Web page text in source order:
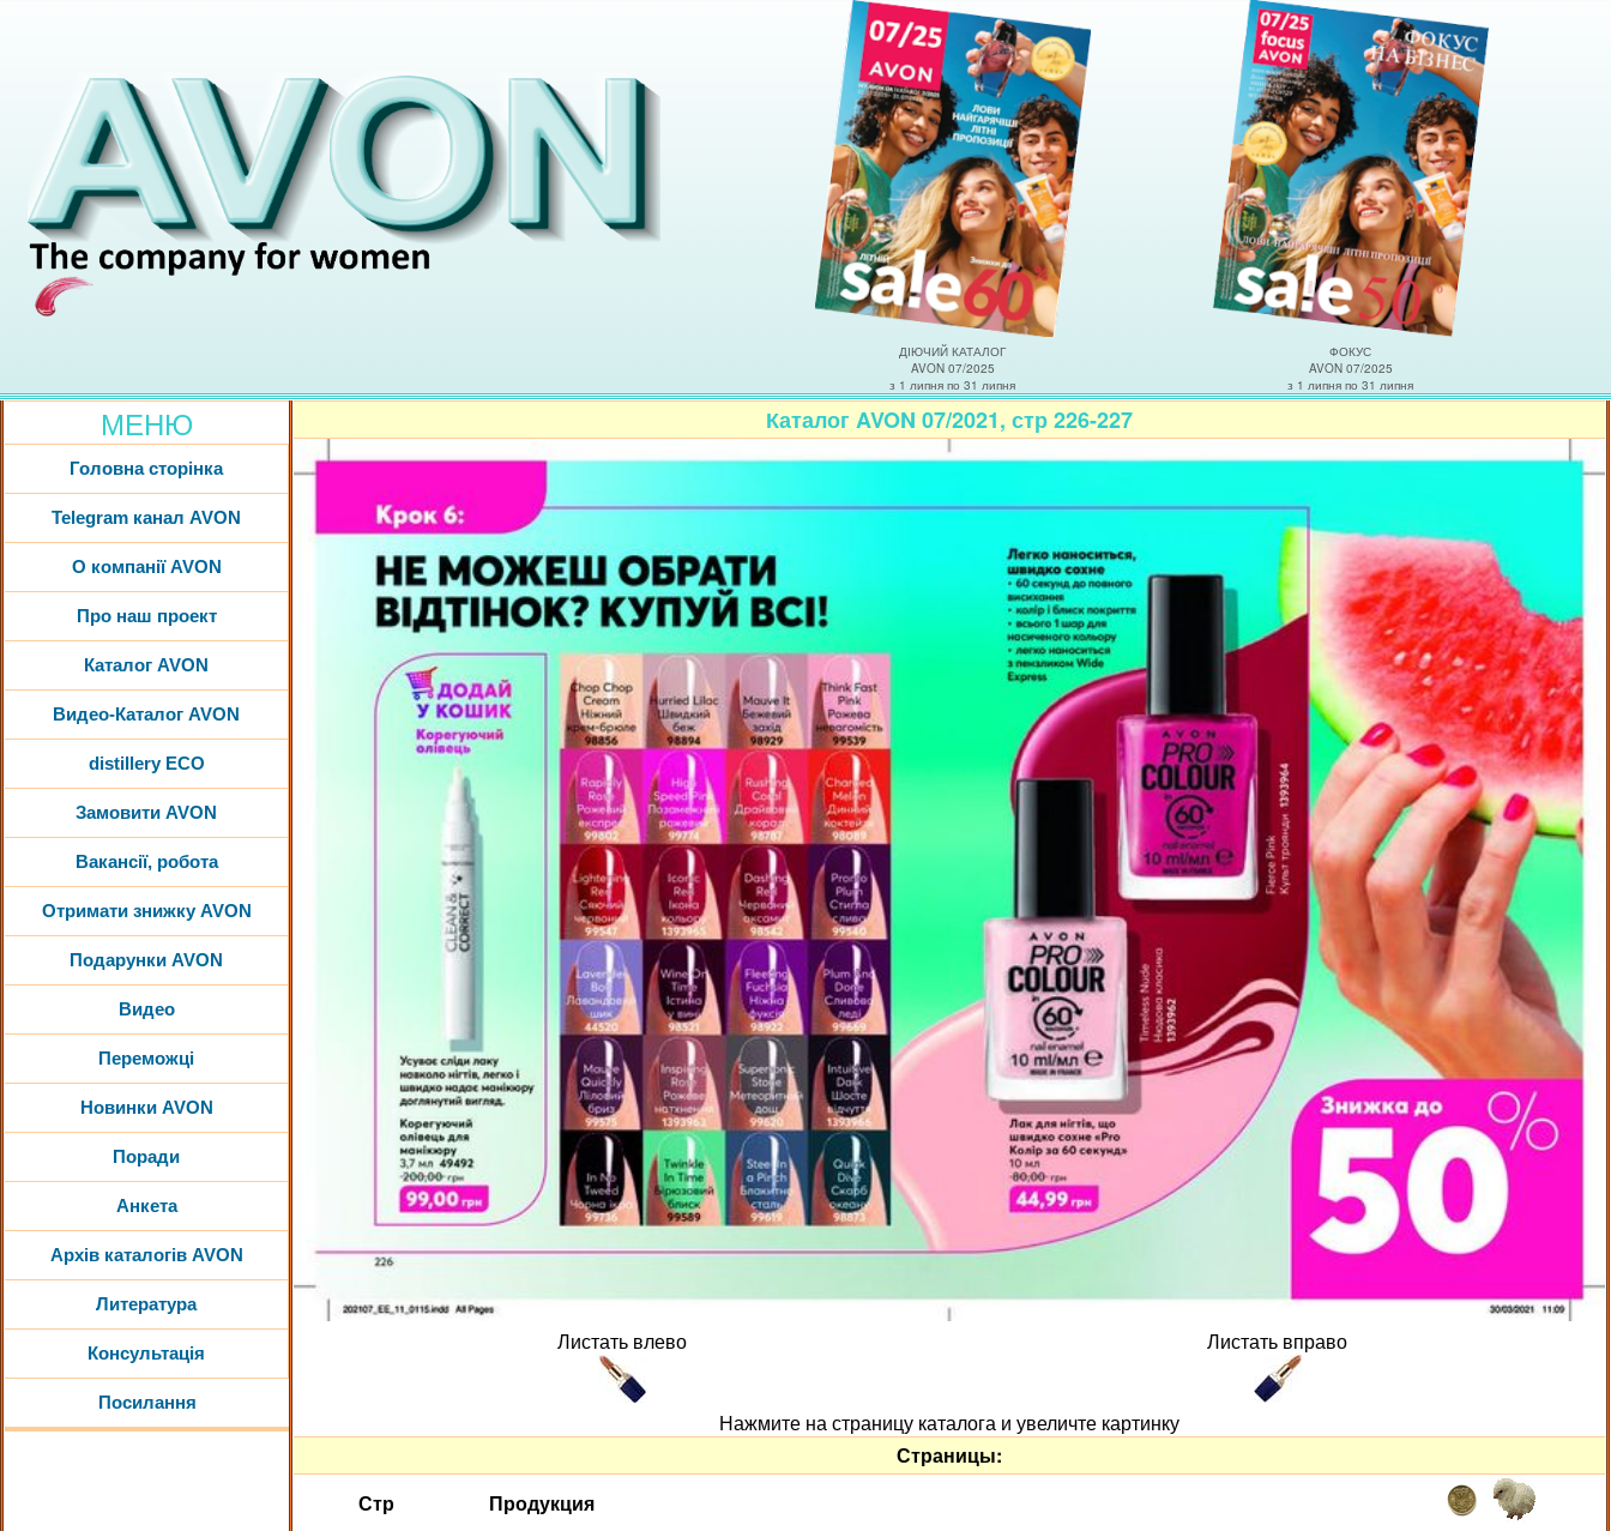
ДІЮЧИЙ КАТАЛОГ
AVON 07/2025
з 1 липня по 31 липня
ФОКУС
AVON 07/2025
з 1 липня по 31 липня
МЕНЮ
Головна сторінка
Telegram канал AVON
О компанії AVON
Про наш проект
Каталог AVON
Видео-Каталог AVON
distillery ECO
Замовити AVON
Вакансії, робота
Отримати знижку AVON
Подарунки AVON
Видео
Переможці
Новинки AVON
Поради
Анкета
Архів каталогів AVON
Литература
Консультація
Посилання
Каталог AVON 07/2021, стр 226-227
Листать влево Листать вправо
Нажмите на страницу каталога и увеличте картинку
Страницы:
Стр
Продукция